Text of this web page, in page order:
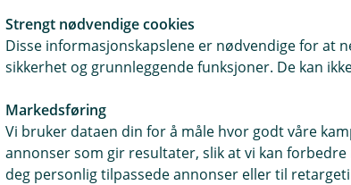
din som gjelder om det oppstår en
som eier av eiendommen. Oppstår
ta reiseforsikringen til hjelp.
Strengt nødvendige cookies
Disse informasjonskapslene er nødvendige for at
sikkerhet og grunnleggende funksjoner. De kan
Markedsføring
Vi bruker dataen din for å måle hvor godt våre
annonser som gir resultater, slik at vi kan
deg personlig tilpassede annonser eller til